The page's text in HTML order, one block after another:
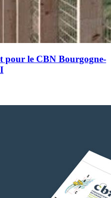
pour le CBN Bourgogne-